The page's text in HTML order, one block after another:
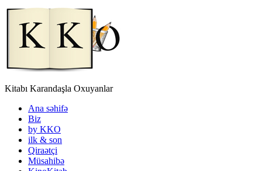
Kitabı Karandaşla Oxuyanlar
Ana səhifə
Biz
by KKO
ilk & son
Qiraətçi
Müsahibə